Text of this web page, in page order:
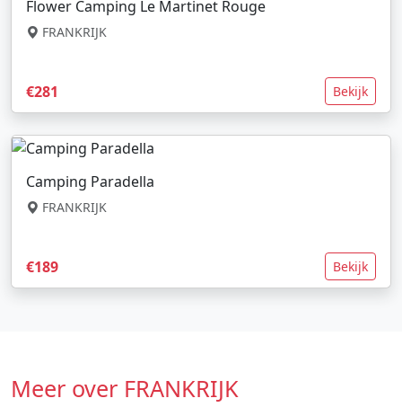
Flower Camping Le Martinet Rouge
FRANKRIJK
€281 Bekijk
Camping Paradella
FRANKRIJK
€189 Bekijk
Meer over FRANKRIJK